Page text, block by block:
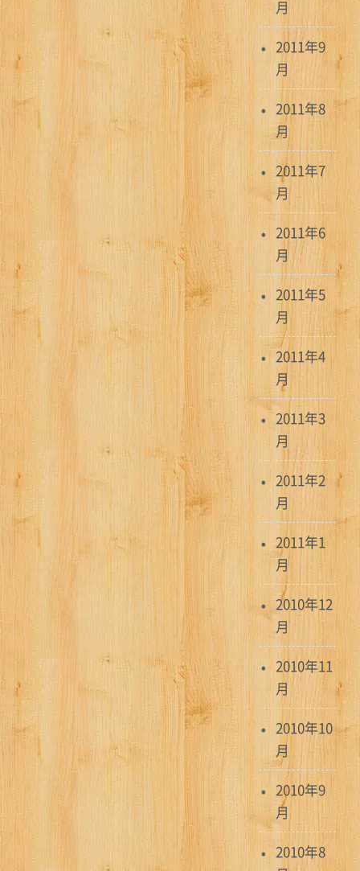
月
2011年9
月
2011年8
月
2011年7
月
2011年6
月
2011年5
月
2011年4
月
2011年3
月
2011年2
月
2011年1
月
2010年12
月
2010年11
月
2010年10
月
2010年9
月
2010年8